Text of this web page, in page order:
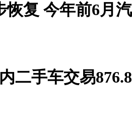
恢复 今年前6月
二手车交易